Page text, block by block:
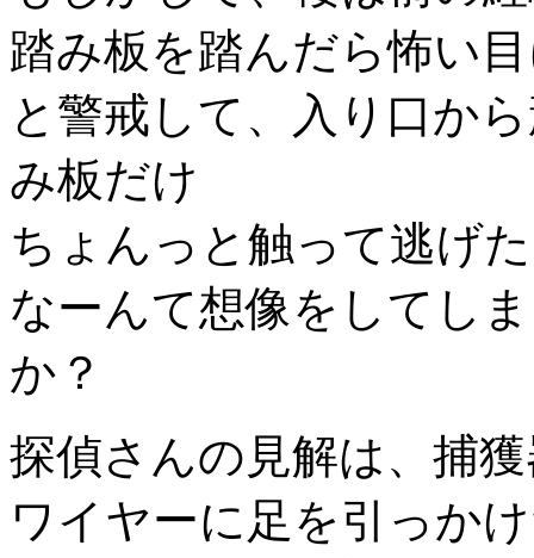
踏み板を踏んだら怖い
と警戒して、入り口か
み板だけ
ちょんっと触って逃げ
なーんて想像をしてし
か？
探偵さんの見解は、捕
ワイヤーに足を引っか